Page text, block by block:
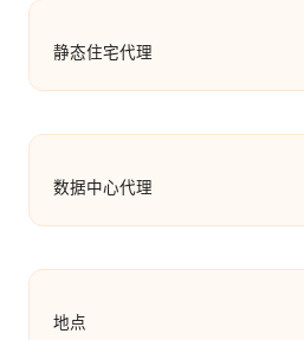
静态住宅代理
数据中心代理
地点